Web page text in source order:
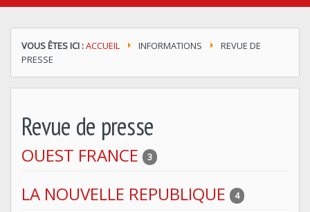
VOUS ÊTES ICI :ACCUEIL INFORMATIONS
REVUE DE
PRESSE
Revue de presse
OUEST FRANCE 3
LA NOUVELLE REPUBLIQUE 4